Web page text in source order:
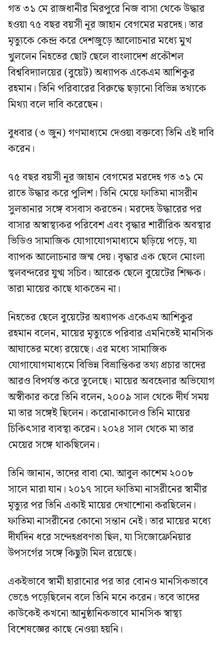
গত ৩১ মে রাজধানীর মিরপুরে নিজ বাসা থেকে উদ্ধার
হওয়া ৭৫ বছর বয়সী নূর জাহান বেগমের মরদেহ। তার
মৃত্যুকে কেন্দ্র করে দেশজুড়ে আলোচনার মধ্যে মুখ
খুললেন নিহতের ছোট ছেলে বাংলাদেশ প্রকৌশল
বিশ্ববিদ্যালয়ের (বুয়েট) অধ্যাপক একেএম আশিকুর
রহমান। তিনি পরিবারের বিরুদ্ধে ছড়ানো বিভিন্ন তথ্যকে
মিথ্যা বলে দাবি করেছেন।
বুধবার (৩ জুন) গণমাধ্যমে দেওয়া বক্তব্যে তিনি এই দাবি
করেন।
৭৫ বছর বয়সী নূর জাহান বেগমের মরদেহ গত ৩১ মে
রাতে উদ্ধার করে পুলিশ। তিনি মেয়ে ফাতিমা নাসরীন
সুলতানার সঙ্গে বসবাস করতেন। মরদেহ উদ্ধারের পর
বাসার অস্বাস্থ্যকর পরিবেশ এবং বৃদ্ধার শারীরিক অবস্থার
ভিডিও সামাজিক যোগাযোগমাধ্যমে ছড়িয়ে পড়ে, যা
ব্যাপক আলোচনার জন্ম দেয়। বৃদ্ধার এক ছেলে মোংলা
স্থলবন্দরের যুগ্ম সচিব। আরেক ছেলে বুয়েটের শিক্ষক।
তারা মায়ের কাছে থাকতেন না।
নিহতের ছেলে বুয়েটের অধ্যাপক একেএম আশিকুর
রহমান বলেন, মায়ের মৃত্যুতে পরিবার এমনিতেই মানসিক
আঘাতের মধ্যে রয়েছে। এর মধ্যে সামাজিক
যোগাযোগমাধ্যমে বিভিন্ন বিভ্রান্তিকর তথ্য প্রচার তাদের
আরও বিপর্যস্ত করে তুলেছে। মায়ের অবহেলার অভিযোগ
অস্বীকার করে তিনি বলেন, ২০০৯ সাল থেকে দীর্ঘ সময়
মা তার সঙ্গেই ছিলেন। করোনাকালেও তিনি মায়ের
চিকিৎসার ব্যবস্থা করেন। ২০২৪ সাল থেকে মা তার
মেয়ের সঙ্গে থাকছিলেন।
তিনি জানান, তাদের বাবা মো. আবুল কাশেম ২০০৮
সালে মারা যান। ২০১৭ সালে ফাতিমা নাসরীনের স্বামীর
মৃত্যুর পর তিনি একাই মায়ের দেখাশোনা করছিলেন।
ফাতিমা নাসরীনের কোনো সন্তান নেই। তার মায়ের মধ্যে
দীর্ঘদিন ধরে সন্দেহপ্রবণতা ছিল, যা সিজোফ্রেনিয়ার
উপসর্গের সঙ্গে কিছুটা মিল রয়েছে।
একইভাবে স্বামী হারানোর পর তার বোনও মানসিকভাবে
ভেঙে পড়েছিলেন বলে তিনি মনে করেন। তবে তাদের
কাউকেই কখনো আনুষ্ঠানিকভাবে মানসিক স্বাস্থ্য
বিশেষজ্ঞের কাছে নেওয়া হয়নি।